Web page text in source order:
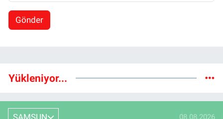
Gönder
Yükleniyor...
SAMSUN 08.08.2026